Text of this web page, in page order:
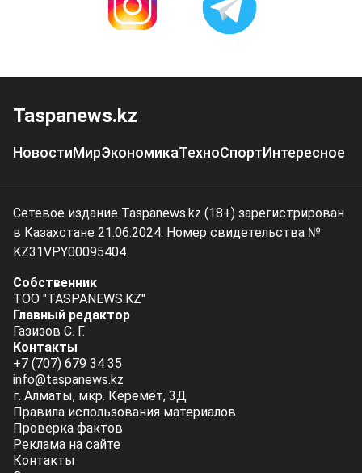
Taspanews.kz
НовостиМирЭкономикаТехноСпортИнтересное
Сетевое издание Taspanews.kz (18+) зарегистрирован
в Казахстане 21.06.2024. Номер свидетельства №
KZ31VPY00095404.
Собственник
ТОО "TASPANEWS.KZ"
Главный редактор
Газизов С. Г.
Контакты
+7 (707) 679 34 35
info@taspanews.kz
г. Алматы, мкр. Керемет, 3Д
Правила использования материалов
Проверка фактов
Реклама на сайте
Контакты